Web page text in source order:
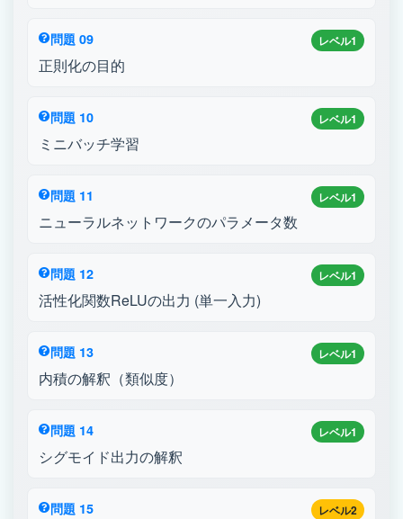
レベル1
問題 09
正則化の目的
レベル1
問題 10
ミニバッチ学習
レベル1
問題 11
ニューラルネットワークのパラメータ数
レベル1
問題 12
活性化関数ReLUの出力 (単一入力)
レベル1
問題 13
内積の解釈（類似度）
レベル1
問題 14
シグモイド出力の解釈
レベル2
問題 15